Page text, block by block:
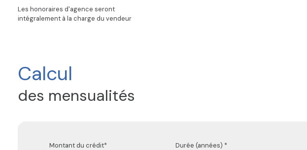
Les honoraires d'agence seront
intégralement à la charge du vendeur
Calcul
des mensualités
Montant du crédit* Durée (années) *